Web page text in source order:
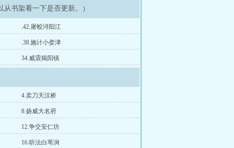
书架看一下是否更新。）
.42.屠蛟浔阳江
.38.施计小娄津
34.威震揭阳镇
4.卖刀天汉桥
8.扬威大名府
12.争交安仁坊
16.听法白苇涧